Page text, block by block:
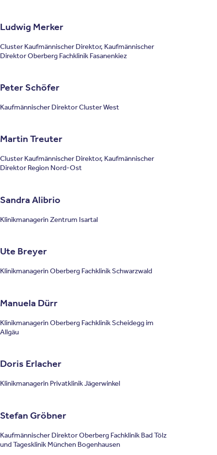
Ludwig Merker
Cluster Kaufmännischer Direktor, Kaufmännischer
Direktor Oberberg Fachklinik Fasanenkiez
Peter Schöfer
Kaufmännischer Direktor Cluster West
Martin Treuter
Cluster Kaufmännischer Direktor, Kaufmännischer
Direktor Region Nord-Ost
Sandra Alibrio
Klinikmanagerin Zentrum Isartal
Ute Breyer
Klinikmanagerin Oberberg Fachklinik Schwarzwald
Manuela Dürr
Klinikmanagerin Oberberg Fachklinik Scheidegg im
Allgäu
Doris Erlacher
Klinikmanagerin Privatklinik Jägerwinkel
Stefan Gröbner
Kaufmännischer Direktor Oberberg Fachklinik Bad Tölz
und Tagesklinik München Bogenhausen